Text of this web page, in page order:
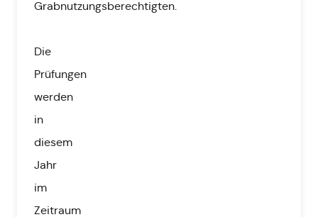
Grabnutzungsberechtigten.
Die
Prüfungen
werden
in
diesem
Jahr
im
Zeitraum